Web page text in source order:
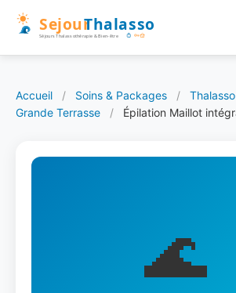
Accueil / Soins & Packages /
Grande Terrasse
/ Épilation Maillot
🌊